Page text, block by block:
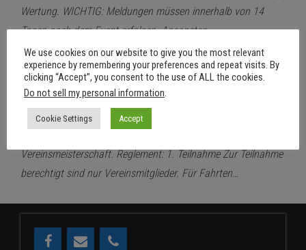
Wertung. WICHTIG: Meldungen müssen innerhalb von 14
Tagen nach dem Event erfolgen. Ansonsten…
27. Januar 2024 Aus
RSDD Vereinsmeister 2024
RSDD
Vereinsmeisterschaft. Reglement: 1. Teilnahme Zur Teilnahme
berechtigt sind nur Vereinsmitglieder. Für Fahrten…
We use cookies on our website to give you the most relevant
experience by remembering your preferences and repeat visits. By
clicking “Accept”, you consent to the use of ALL the cookies.
Do not sell my personal information
Cookie Settings Accept